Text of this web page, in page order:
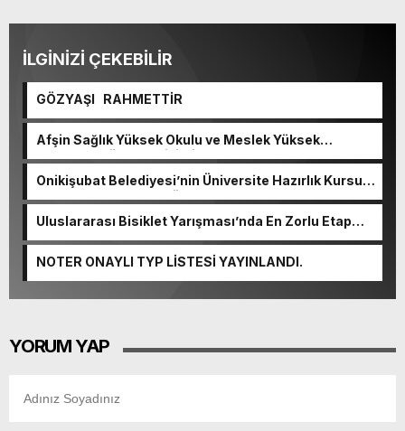
İLGİNİZİ ÇEKEBİLİR
GÖZYAŞI RAHMETTİR
Afşin Sağlık Yüksek Okulu ve Meslek Yüksek
Okulunda görev değişimi!
Onikişubat Belediyesi’nin Üniversite Hazırlık Kursu
başvurularında son gün 7 Ağustos.
Uluslararası Bisiklet Yarışması’nda En Zorlu Etap
Tamamlandı.
NOTER ONAYLI TYP LİSTESİ YAYINLANDI.
YORUM YAP